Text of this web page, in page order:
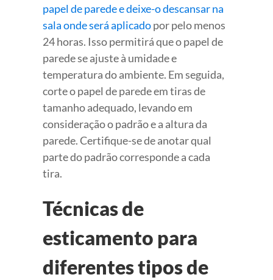
papel de parede e deixe-o descansar na
sala onde será aplicadopor pelo menos
24 horas. Isso permitirá que o papel de
parede se ajuste à umidade e
temperatura do ambiente. Em seguida,
corte o papel de parede em tiras de
tamanho adequado, levando em
consideração o padrão e a altura da
parede. Certifique-se de anotar qual
parte do padrão corresponde a cada
tira.
Técnicas de
esticamento para
diferentes tipos de